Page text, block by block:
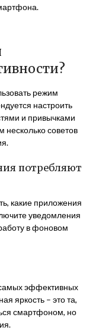
режим
настроить
и привычками
советов
потребляют
какие приложения
уведомления
в фоновом
эффективных
яркость – это та,
смартфоном, но